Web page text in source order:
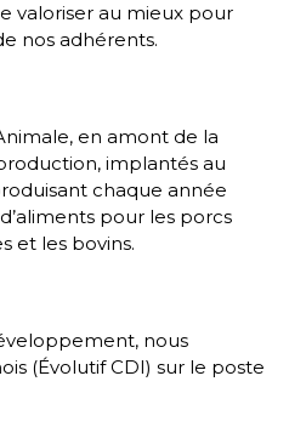
valoriser au mieux pour
nos adhérents.
en amont de la
implantés au
chaque année
pour les porcs
et les bovins.
nous
(Évolutif CDI) sur le poste